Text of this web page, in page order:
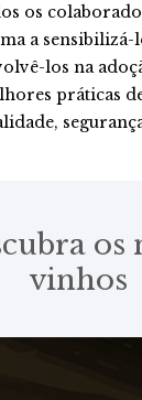
os
a sensibilizá-
los na
práticas
os
vinhos